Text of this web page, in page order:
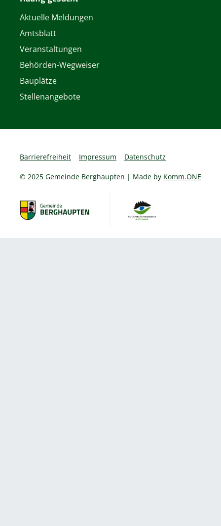
Aktuelle Meldungen
Amtsblatt
Veranstaltungen
Behörden-Wegweiser
Bauplätze
Stellenangebote
Barrierefreiheit Impressum Datenschutz
© 2025 Gemeinde Berghaupten | Made by Komm.ONE